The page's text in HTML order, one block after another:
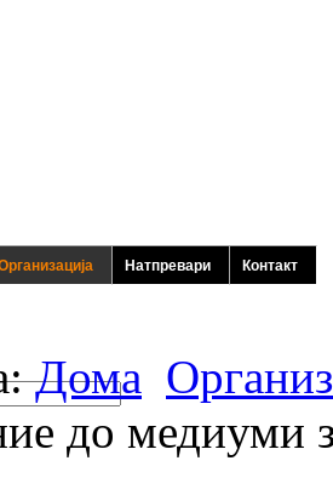
Натпревари Контакт
Дома
до медиуми